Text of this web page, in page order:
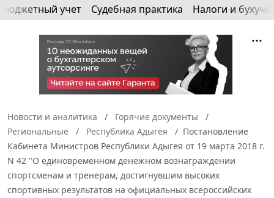
Бюджетный учет Судебная практика Налоги и
Новости и аналитика
Горячие документы
Региональные
Республика Адыгея
Постановление
Кабинета Министров Республики Адыгея от 19 марта 2018 г.
N 42 "О единовременном денежном вознаграждении
спортсменам и тренерам, достигнувшим высоких
спортивных результатов на официальных всероссийских